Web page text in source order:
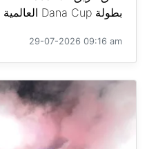
بطولة Dana Cup العالمية في الدنمارك لفئة...
29-07-2026 09:16 am